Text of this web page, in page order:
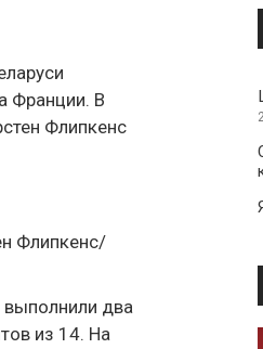
Франции. В
Флипкенс
Флипкенс/
выполнили два
из 14. На